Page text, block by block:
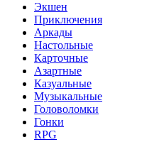
Экшен
Приключения
Аркады
Настольные
Карточные
Азартные
Казуальные
Музыкальные
Головоломки
Гонки
RPG